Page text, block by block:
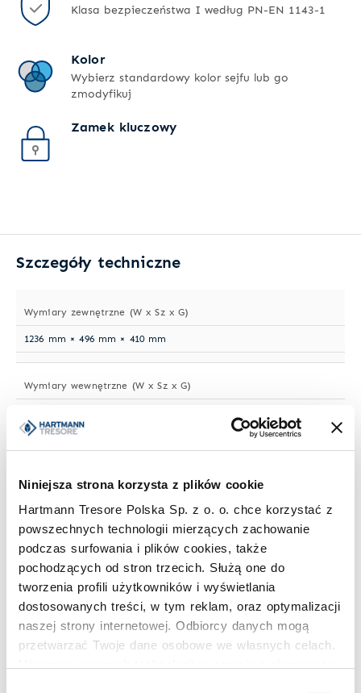
Niniejsza strona korzysta z plików cookie
Hartmann Tresore Polska Sp. z o. o. chce korzystać z
powszechnych technologii mierzących zachowanie
podczas surfowania i plików cookies, także
pochodzących od stron trzecich. Służą one do
tworzenia profili użytkowników i wyświetlania
dostosowanych treści, w tym reklam, oraz optymalizacji
naszej strony internetowej. Odbiorcy danych mogą
przetwarzać Twoje dane osobowe we własnych celach.
Klasa bezpieczeństwa I według PN-EN 1143-1
Kolor
Wybierz standardowy kolor sejfu lub go
zmodyfikuj
Zamek kluczowy
Szczegóły techniczne
Wymiary zewnętrzne (W x Sz x G)
1236 mm × 496 mm × 410 mm
Wymiary wewnętrzne (W x Sz x G)
248 kg
Pojemność
Klasa bezpieczeństwa
I